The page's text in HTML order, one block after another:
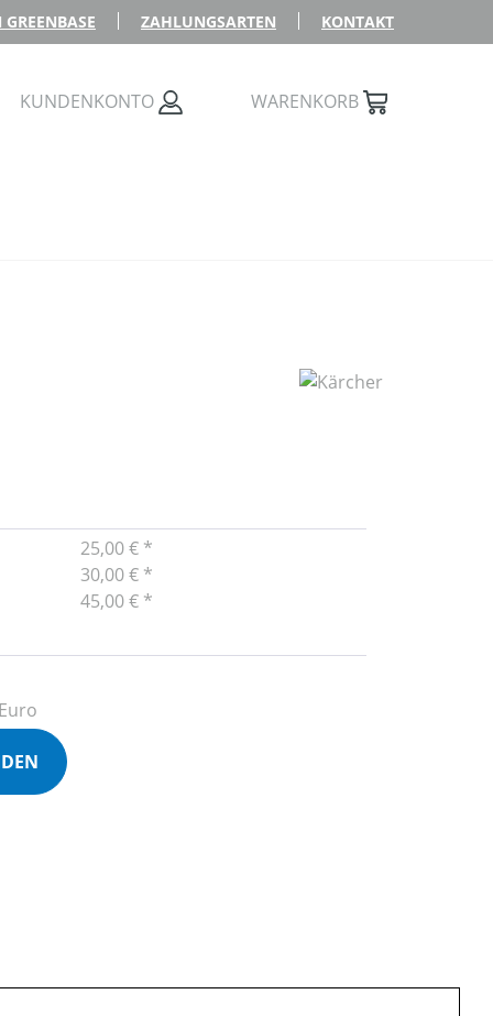
ZAHLUNGSARTEN KONTAKT
KUNDENKONTO WARENKORB
25,00 € *
30,00 € *
45,00 € *